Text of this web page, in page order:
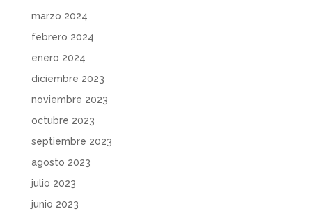
marzo 2024
febrero 2024
enero 2024
diciembre 2023
noviembre 2023
octubre 2023
septiembre 2023
agosto 2023
julio 2023
junio 2023